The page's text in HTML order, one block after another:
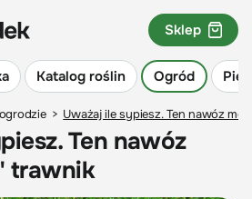
Katalog roślin Ogród
Sklep
> Uważaj ile sypiesz. Ten nawóz
Ten nawóz
trawnik